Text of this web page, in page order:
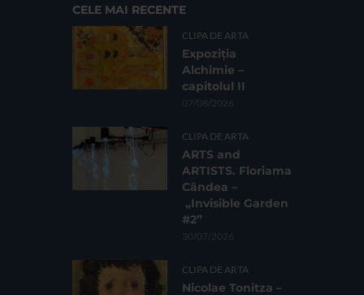
CELE MAI RECENTE
CLIPA DE ARTA
Expoziția
Alchimie –
capitolul II
07/08/2026
CLIPA DE ARTA
ARTS and
ARTISTS. Floriama
Cândea –
„Invisible Garden
#2”
30/07/2026
CLIPA DE ARTA
Nicolae Tonitza –